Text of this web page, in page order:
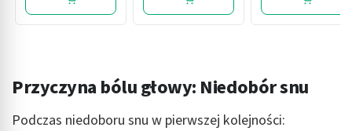
Przyczyna bólu głowy: Niedobór snu
Podczas niedoboru snu w pierwszej kolejności: